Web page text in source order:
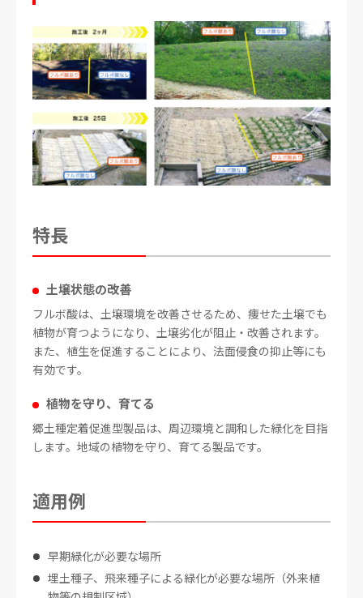
特長
土壌状態の改善
フルボ酸は、土壌環境を改善させるため、痩せた土壌でも
植物が育つようになり、土壌劣化が阻止・改善されます。
また、植生を促進することにより、法面侵食の抑止等にも
有効です。
植物を守り、育てる
郷土種定着促進型製品は、周辺環境と調和した緑化を目指
します。地域の植物を守り、育てる製品です。
適用例
早期緑化が必要な場所
埋土種子、飛来種子による緑化が必要な場所（外来植